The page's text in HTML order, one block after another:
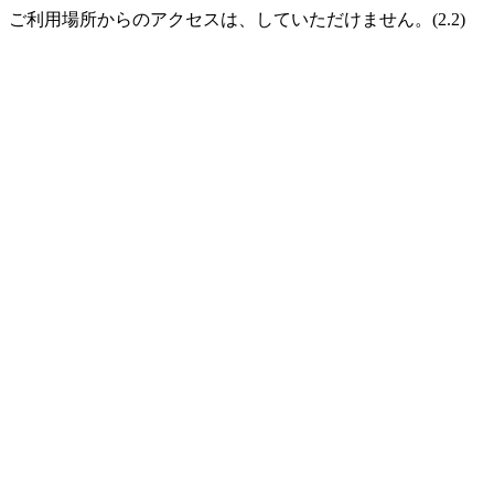
ご利用場所からのアクセスは、していただけません。(2.2)